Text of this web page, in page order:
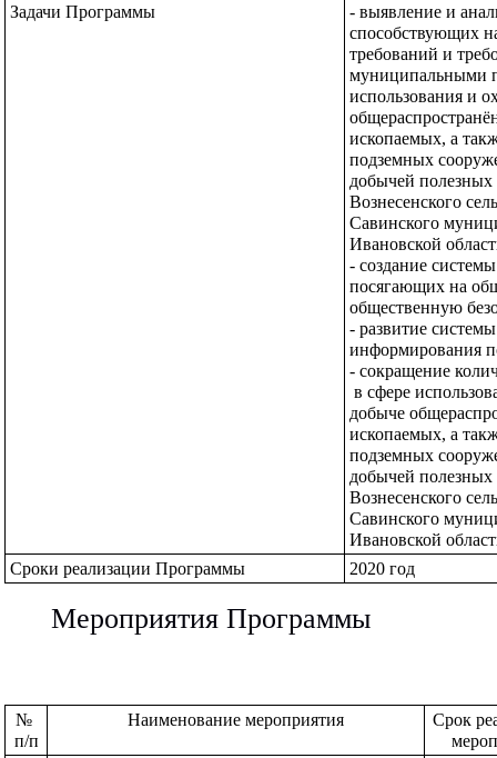
Задачи Программы
- выявление и
способствующих
требований и
муниципальными
использования и
ископаемых, а
подземных
добычей
Вознесенского
Савинского
Ивановской
- создание
посягающих на
общественную
- развитие
информирования
- сокращение
в сфере
добыче
ископаемых, а
подземных
добычей
Вознесенского
Савинского
Ивановской
Сроки реализации Программы
2020 год
Мероприятия Программы
№
п/п
Наименование мероприятия
Срок